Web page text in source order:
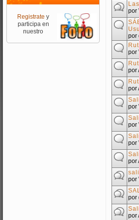
Registrate y
participa en
nuestro
por
por
por
por
por
por
por
por
por
por
por
por